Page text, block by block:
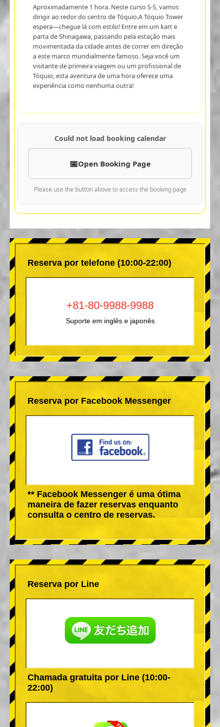
Aproximadamente 1 hora. Neste curso S-S, vamos
dirigir ao redor do centro de Tóquio.A Tóquio Tower
espera—chegue lá com estilo! Entre em um kart e
parta de Shinagawa, passando pela estação mais
movimentada da cidade antes de correr em direção
a este marco mundialmente famoso. Seja você um
visitante de primeira viagem ou um profissional de
Tóquio, esta aventura de uma hora oferece uma
experiência como nenhuma outra!
Could not load booking calendar
Open Booking Page
Please use the button above to access the booking page
Reserva por telefone (10:00-22:00)
+81-80-9988-9988
Suporte em inglês e japonês
Reserva por Facebook Messenger
** Facebook Messenger é uma ótima
maneira de fazer reservas enquanto
consulta o centro de reservas.
Reserva por Line
Chamada gratuita por Line (10:00-
22:00)